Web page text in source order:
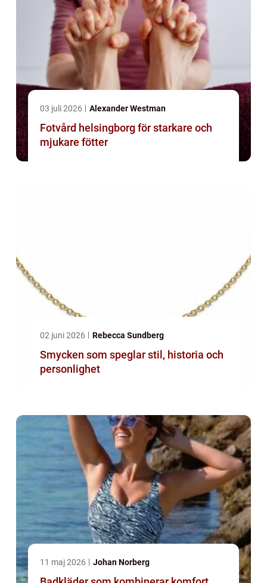
03 juli 2026 Alexander Westman
Fotvård helsingborg för starkare och
mjukare fötter
02 juni 2026 Rebecca Sundberg
Smycken som speglar stil, historia och
personlighet
11 maj 2026 Johan Norberg